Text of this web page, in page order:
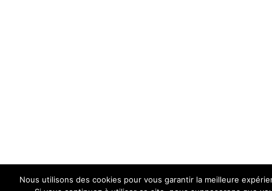
Nous utilisons des cookies pour vous garantir la meilleure